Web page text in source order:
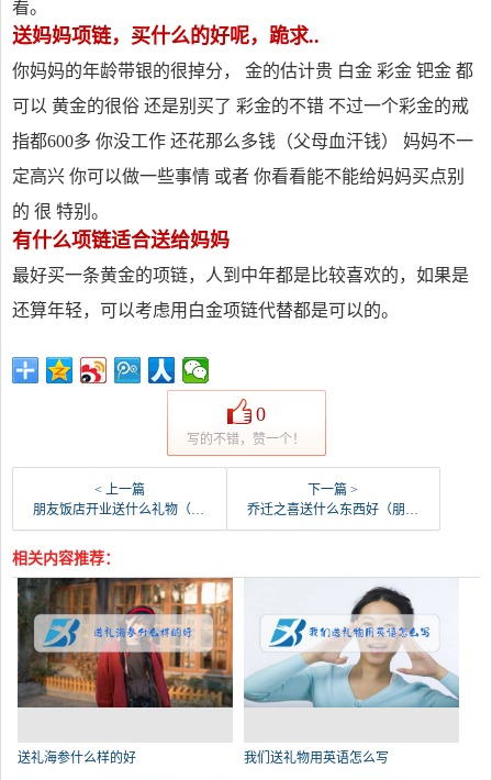
看。
送妈妈项链，买什么的好呢，跪求..
你妈妈的年龄带银的很掉分， 金的估计贵 白金 彩金 钯金 都
可以 黄金的很俗 还是别买了 彩金的不错 不过一个彩金的戒
指都600多 你没工作 还花那么多钱（父母血汗钱） 妈妈不一
定高兴 你可以做一些事情 或者 你看看能不能给妈妈买点别
的 很 特别。
有什么项链适合送给妈妈
最好买一条黄金的项链，人到中年都是比较喜欢的，如果是
还算年轻，可以考虑用白金项链代替都是可以的。
0
写的不错，赞一个！
< 上一篇
朋友饭店开业送什么礼物（朋友新店开业送什么礼物好）
下一篇 >
乔迁之喜送什么东西好（朋友搬家送礼排行榜）
相关内容推荐：
送礼海参什么样的好 我们送礼物用英语怎么写